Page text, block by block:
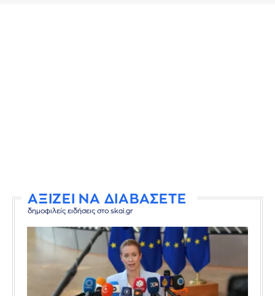
ΑΞΙΖΕΙ ΝΑ ΔΙΑΒΑΣΕΤΕ
δημοφιλείς ειδήσεις στο skai.gr